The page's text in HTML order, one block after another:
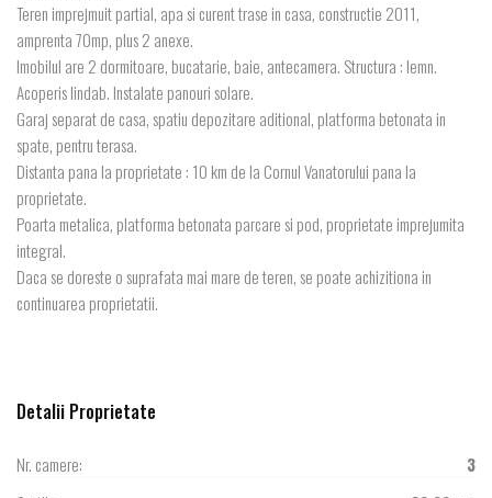
Teren imprejmuit partial, apa si curent trase in casa, constructie 2011,
amprenta 70mp, plus 2 anexe.
Imobilul are 2 dormitoare, bucatarie, baie, antecamera. Structura : lemn.
Acoperis lindab. Instalate panouri solare.
Garaj separat de casa, spatiu depozitare aditional, platforma betonata in
spate, pentru terasa.
Distanta pana la proprietate : 10 km de la Cornul Vanatorului pana la
proprietate.
Poarta metalica, platforma betonata parcare si pod, proprietate imprejumita
integral.
Daca se doreste o suprafata mai mare de teren, se poate achizitiona in
continuarea proprietatii.
Detalii Proprietate
Nr. camere:
3